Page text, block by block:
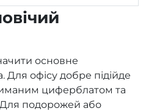
основне
Для офісу добре підійде
циферблатом та
подорожей або